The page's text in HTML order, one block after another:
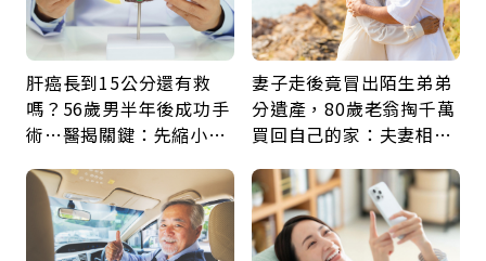
肝癌長到15公分還有救
嗎？56歲男半年後成功手
術…醫揭關鍵：先縮小腫
妻子走後竟冒出陌生弟弟
分遺產，80歲老翁掏千萬
買回自己的家：夫妻相守